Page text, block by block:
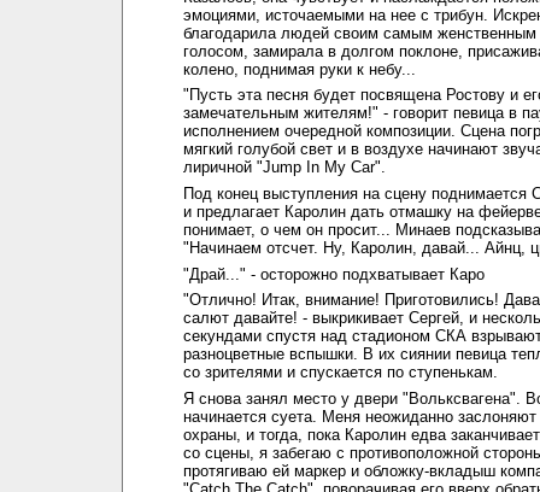
эмоциями, источаемыми на нее с трибун.
благодарила людей своим самым
голосом, замирала в долгом поклоне,
колено, поднимая руки к небу...
"Пусть эта песня будет посвящена Ростову и
замечательным жителям!" - говорит певица в
исполнением очередной композиции. Сцена
мягкий голубой свет и в воздухе начинают
лиричной "Jump In My Car".
Под конец выступления на сцену поднимается
и предлагает Каролин дать отмашку на
понимает, о чем он просит... Минаев
"Начинаем отсчет. Ну, Каролин, давай... Айнц,
"Драй..." - осторожно подхватывает Каро
"Отлично! Итак, внимание! Приготовились!
салют давайте! - выкрикивает Сергей, и
секундами спустя над стадионом СКА
разноцветные вспышки. В их сиянии певица
со зрителями и спускается по ступенькам.
Я снова занял место у двери "Вольксвагена".
начинается суета. Меня неожиданно заслоняют
охраны, и тогда, пока Каролин едва
со сцены, я забегаю с противоположной
протягиваю ей маркер и обложку-вкладыш